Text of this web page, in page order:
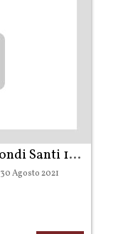
Brunello di Montalcino Biondi Santi 1985 – 1...
30 Agosto 2021